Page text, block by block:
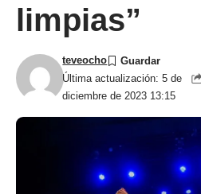
limpias”
Última actualización: 5 de
diciembre de 2023 13:15
teveocho